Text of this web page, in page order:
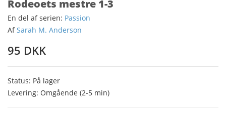
Rodeoets mestre 1-3
En del af serien: Passion
AfSarah M. Anderson
95 DKK
Status: På lager
Levering: Omgående (2-5 min)